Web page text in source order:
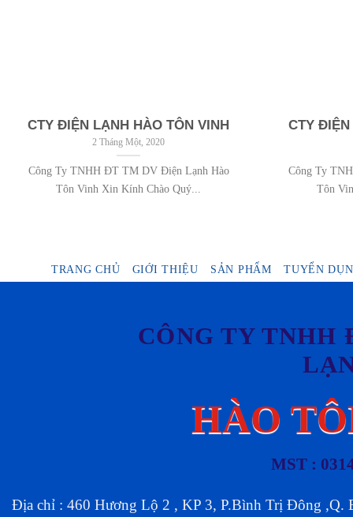
CTY ĐIỆN LẠNH HÀO TÔN VINH
2 Tháng Một, 2020
Công Ty TNHH ĐT TM DV Điện Lạnh Hào
Tôn Vinh Xin Kính Chào Quý...
CTY ĐIỆN
Công Ty
Tôn
TRANG CHỦ GIỚI THIỆU SẢN PHẨM TUYỂN
CÔNG TY TNHH
HÀO
MST :
Địa chỉ : 460 Hương Lộ 2 , KP 3, P.Bình Trị Đông ,Q.